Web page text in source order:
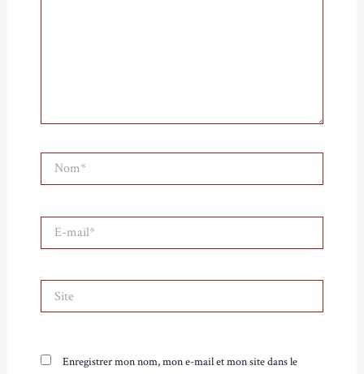
Nom*
mail*
Enregistrer mon nom, mon e-mail et mon site dans le